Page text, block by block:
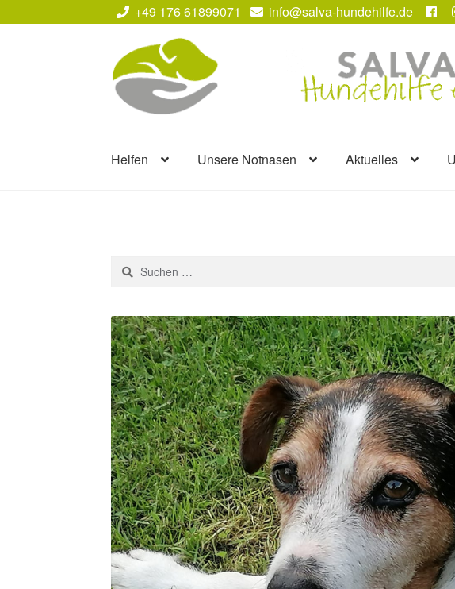
+49 176 61899071 info@salva-hundehilfe.de
Navigation
springen
Zum
Inhalt
springen
Helfen Unsere Notnasen Aktuelles
Suchen
nach: